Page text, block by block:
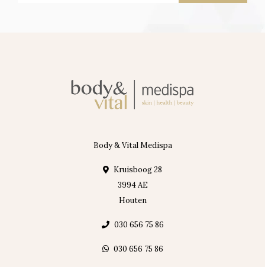
Body & Vital Medispa
Kruisboog 28
3994 AE
Houten
030 656 75 86
030 656 75 86